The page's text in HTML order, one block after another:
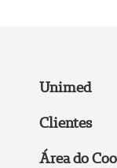
Unimed
Clientes
Área do